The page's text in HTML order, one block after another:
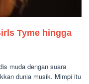
Tyme hingga
muda dengan suara
dunia musik. Mimpi itu